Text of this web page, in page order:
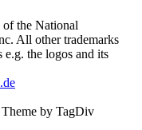
the National
All other trademarks
e.g. the logos and its
by TagDiv